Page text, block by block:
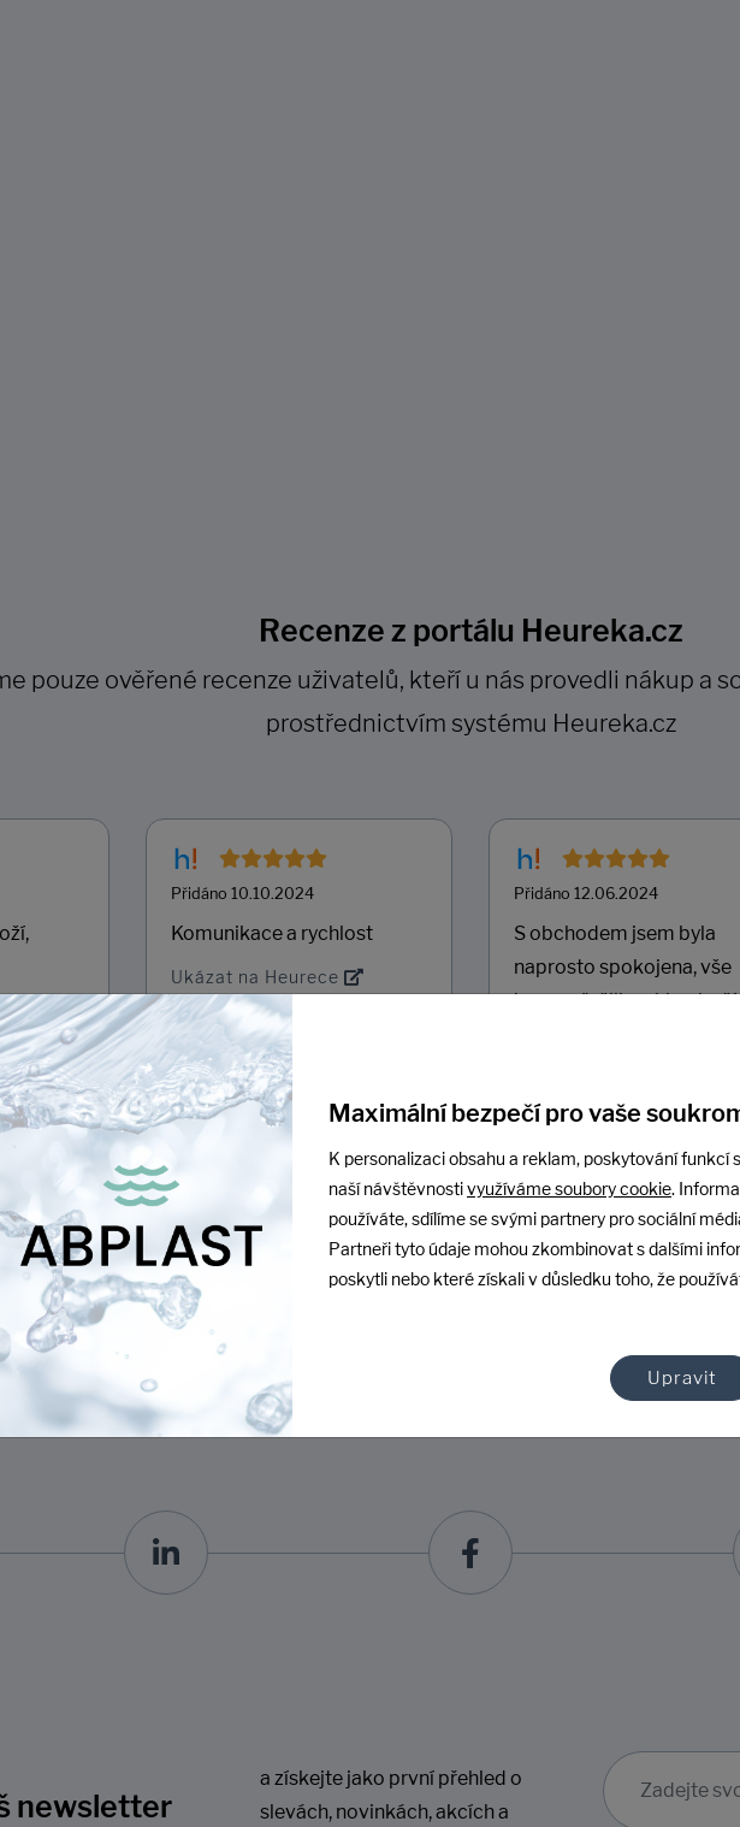
Recenze z portálu Heureka.cz
pouze ověřené recenze uživatelů, kteří u nás provedli nákup a
prostřednictvím systému Heureka.cz
Přidáno 10.10.2024
Komunikace a rychlost
Ukázat na Heurece
Přidáno 12.06.2024
S obchodem jsem byla
naprosto spokojena, vše
jsme vyřešili rychle, zboží
newsletter
a získejte jako první přehled o
slevách, novinkách, akcích a
Maximální bezpečí pro vaše
K personalizaci obsahu a reklam, poskytování funkcí
naší návštěvnostivyužíváme soubory cookie.
používáte, sdílíme se svými partnery pro sociální
Partneři tyto údaje mohou zkombinovat s dalšími
poskytli nebo které získali v důsledku toho, že
Upravit